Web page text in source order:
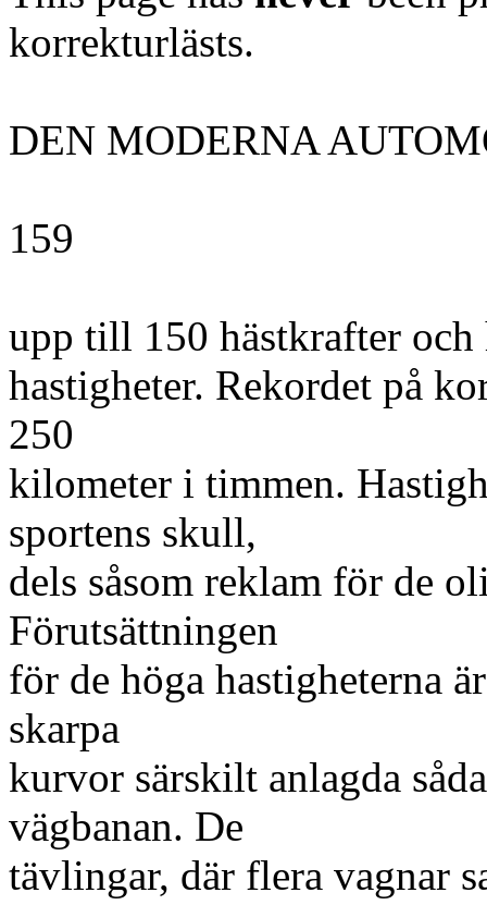
korrekturlästs.
DEN MODERNA
159
upp till 150 hästkrafter och
hastigheter. Rekordet på
250
kilometer i timmen.
sportens skull,
dels såsom reklam för de
Förutsättningen
för de höga hastigheterna
skarpa
kurvor särskilt anlagda
vägbanan. De
tävlingar, där flera vagnar